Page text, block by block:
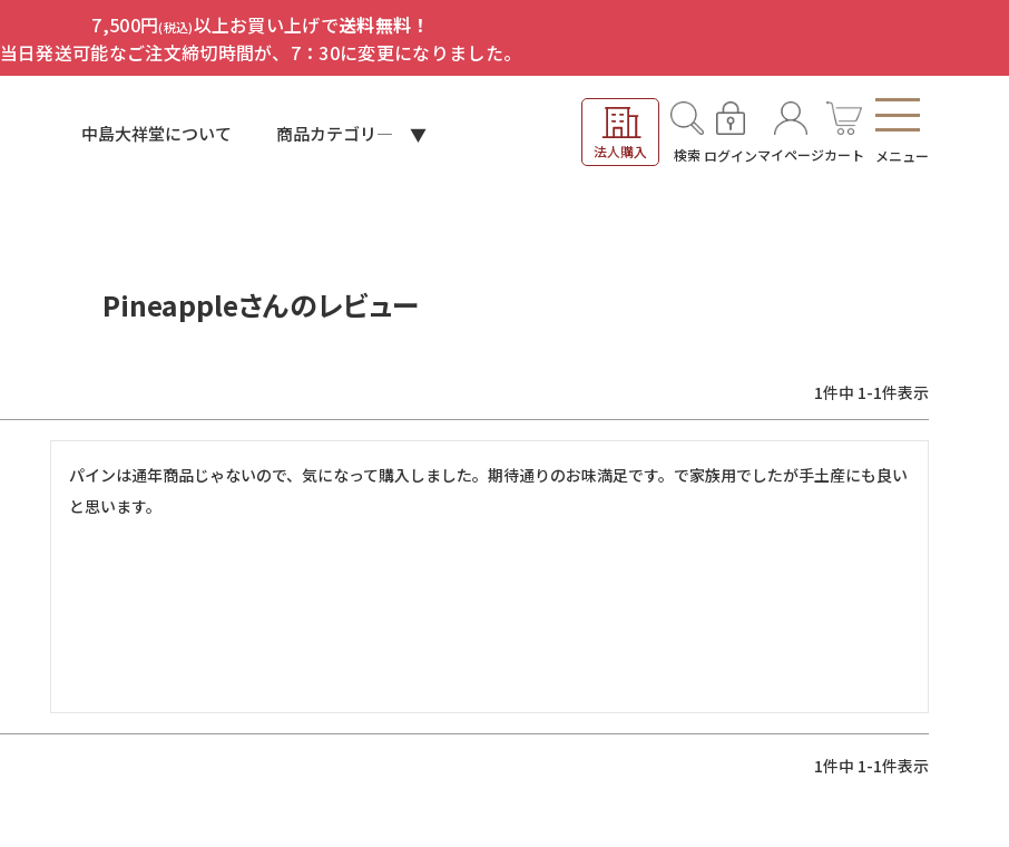
7,500円(税込)以上お買い上げで送料無料！
当日発送可能なご注文締切時間が、7：30に変更になりました。
中島大祥堂について 商品カテゴリ―
法人購入 検索 ログインマイページカート メニュー
Pineappleさんのレビュー
1件中 1-1件表示
パインは通年商品じゃないので、気になって購入しました。期待通りのお味満足です。で家族用でしたが手土産にも良い
と思います。
1件中 1-1件表示